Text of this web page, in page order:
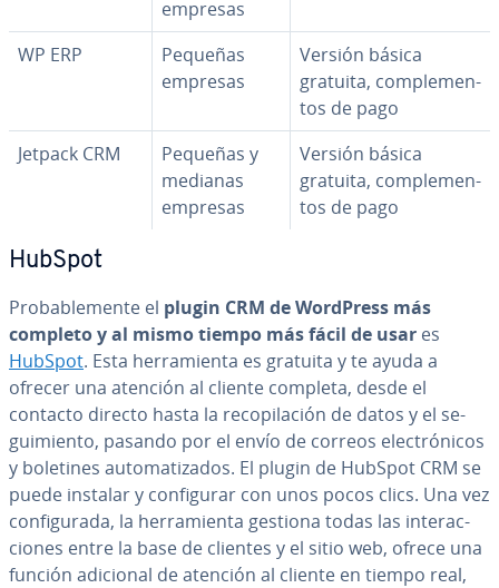
empresas
WP ERP
Pequeñas
empresas
Versión básica
gratuita, co­m­ple­me­n­
tos de pago
Jetpack CRM
Pequeñas y
medianas
empresas
Versión básica
gratuita, co­m­ple­me­n­
tos de pago
HubSpot
Pro­ba­ble­me­n­te el plugin CRM de WordPress más
completo y al mismo tiempo más fácil de usar es
HubSpot. Esta he­rra­mie­n­ta es gratuita y te ayuda a
ofrecer una atención al cliente completa, desde el
contacto directo hasta la re­co­pi­la­ción de datos y el se­
gui­mie­n­to, pasando por el envío de correos ele­c­tró­ni­cos
y boletines au­to­ma­ti­za­dos. El plugin de HubSpot CRM se
puede instalar y co­n­fi­gu­rar con unos pocos clics. Una vez
co­n­fi­gu­ra­da, la he­rra­mie­n­ta gestiona todas las in­ter­ac­
cio­nes entre la base de clientes y el sitio web, ofrece una
función adicional de atención al cliente en tiempo real,